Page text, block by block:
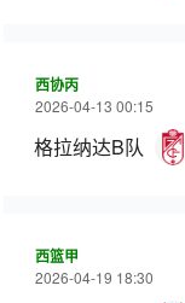
西协丙
2026-04-13 00:15
格拉纳达B队
西篮甲
2026-04-19 18:30